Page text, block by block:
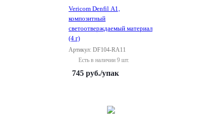
Vericom Denfil A1,
композитный
светоотверждаемый материал
(4 г)
Артикул: DF104-RA11
Есть в наличии 9 шт.
745 руб./упак